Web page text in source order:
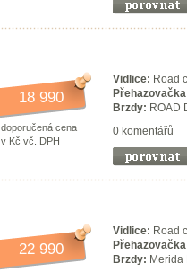
18 990
doporučená cena
v Kč vč. DPH
Vidlice: Road
Brzdy: ROAD
0 komentářů
22 990
Vidlice: Road
Brzdy: Merida